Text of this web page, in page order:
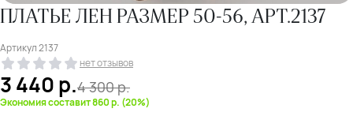
ПЛАТЬЕ ЛЕН РАЗМЕР 50-56, АРТ.2137
Артикул2137
нет отзывов
3 440р.4 300р.
Экономия составит 860 р. (20%)